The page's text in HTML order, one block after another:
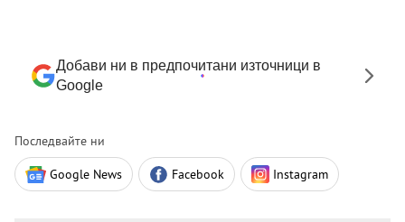
Добави ни в предпочитани източници в
Google
Последвайте ни
Google News Facebook Instagram